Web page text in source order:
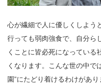
心が繊細で人に優しくしよう
行っても弱肉強食で、自分ら
くことに皆必死になっている
くなります。こんな世の中で
園”にたどり着けるわけがあ